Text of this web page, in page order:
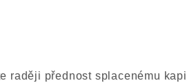
raději přednost splacenému